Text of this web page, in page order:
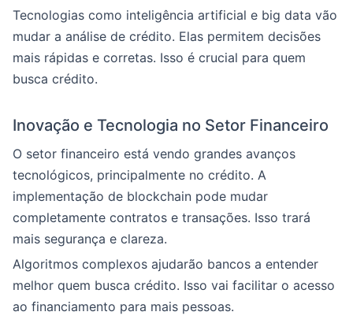
Tecnologias como inteligência artificial e big data vão
mudar a análise de crédito. Elas permitem decisões
mais rápidas e corretas. Isso é crucial para quem
busca crédito.
Inovação e Tecnologia no Setor Financeiro
O setor financeiro está vendo grandes avanços
tecnológicos, principalmente no crédito. A
implementação de blockchain pode mudar
completamente contratos e transações. Isso trará
mais segurança e clareza.
Algoritmos complexos ajudarão bancos a entender
melhor quem busca crédito. Isso vai facilitar o acesso
ao financiamento para mais pessoas.